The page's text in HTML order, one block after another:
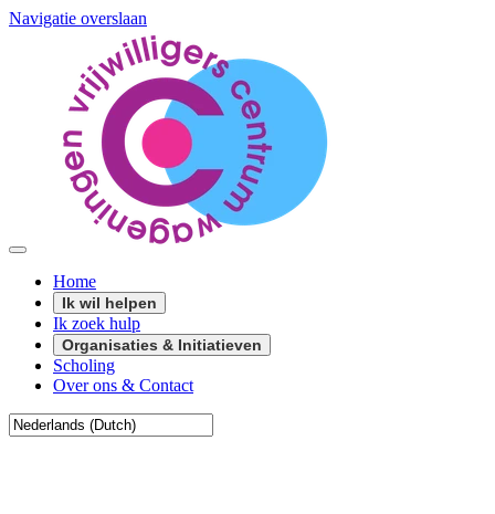
Navigatie overslaan
Home
Ik wil helpen
Ik zoek hulp
Organisaties & Initiatieven
Scholing
Over ons & Contact